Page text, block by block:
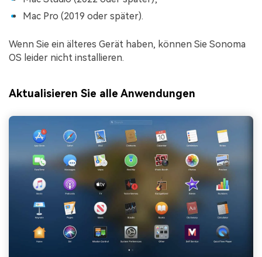
Mac Pro (2019 oder später).
Wenn Sie ein älteres Gerät haben, können Sie Sonoma
OS leider nicht installieren.
Aktualisieren Sie alle Anwendungen